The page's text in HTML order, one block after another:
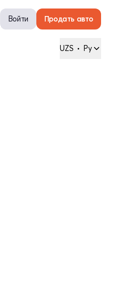
Войти Продать авто
UZS • Ру